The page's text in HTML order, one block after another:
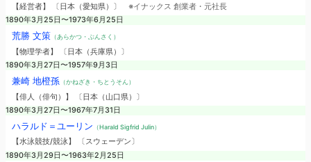
【経営者】 〔日本（愛知県）〕 ※イナックス 創業者・元社長
1890年3月25日〜1973年6月25日
荒勝 文策 （あらかつ・ぶんさく）
【物理学者】 〔日本（兵庫県）〕
1890年3月27日〜1957年9月3日
兼崎 地橙孫（かねざき・ちとうそん）
【俳人（俳句）】 〔日本（山口県）〕
1890年3月27日〜1967年7月31日
ハラルド＝ユーリン （Harald Sigfrid Julin）
【水泳競技/競泳】 〔スウェーデン〕
1890年3月29日〜1963年2月25日